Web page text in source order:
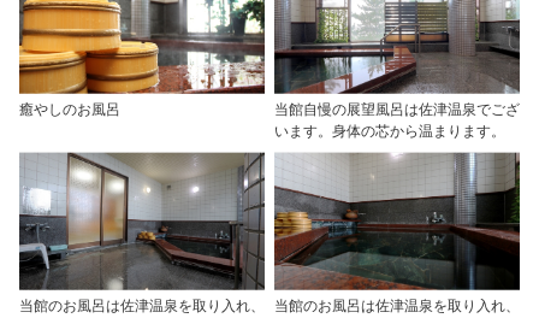
癒やしのお風呂
当館自慢の展望風呂は佐津温泉でござ
います。身体の芯から温まります。
当館のお風呂は佐津温泉を取り入れ、
当館のお風呂は佐津温泉を取り入れ、